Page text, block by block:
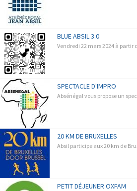
BLUE ABSIL 3.0
Vendredi 22 mars 2024 à partir
SPECTACLE D'IMPRO
Absénégal vous propose un
20 KM DE BRUXELLES
Absil participe aux 20 km de
PETIT DÉJEUNER OXFAM